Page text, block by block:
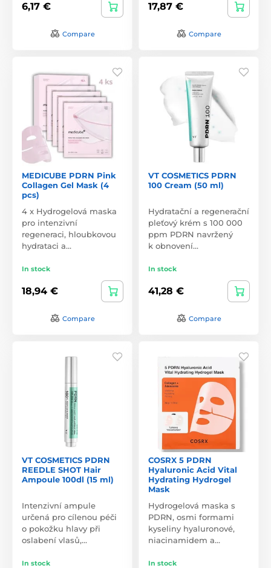
6,17 €
Compare
17,87 €
Compare
MEDICUBE PDRN Pink
Collagen Gel Mask (4
pcs)
4 x Hydrogelová maska
pro intenzivní
regeneraci, hloubkovou
hydrataci a…
In stock
18,94 €
Compare
VT COSMETICS PDRN
100 Cream (50 ml)
Hydratační a regenerační
pleťový krém s 100 000
ppm PDRN navržený
k obnovení…
In stock
41,28 €
Compare
VT COSMETICS PDRN
REEDLE SHOT Hair
Ampoule 100dl (15 ml)
Intenzivní ampule
určená pro cílenou péči
o pokožku hlavy při
oslabení vlasů,…
In stock
COSRX 5 PDRN
Hyaluronic Acid Vital
Hydrating Hydrogel
Mask
Hydrogelová maska s
PDRN, osmi formami
kyseliny hyaluronové,
niacinamidem a…
In stock